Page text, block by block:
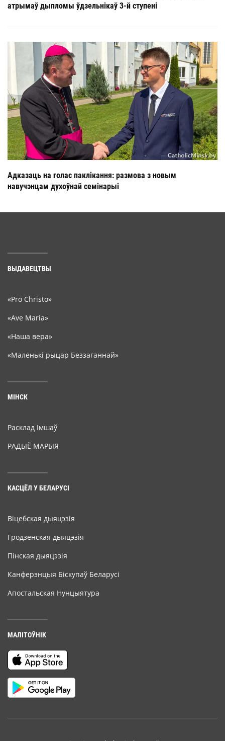
атрымаў дыпломы ўдзельнікаў 3-й ступені
Адказаць на голас паклікання: размова з новым
навучэнцам духоўнай семінарыі
ВЫДАВЕЦТВЫ
«Pro Christo»
«Ave Maria»
«Наша вера»
«Маленькі рыцар Беззаганнай»
МІНСК
Расклад Імшаў
РАДЫЁ МАРЫЯ
КАСЦЁЛ У БЕЛАРУСІ
Віцебская дыяцэзія
Гродзенская дыяцэзія
Пінская дыяцэзія
Канферэнцыя Біскупаў Беларусі
Апостальская Нунцыятура
МАЛІТОЎНІК